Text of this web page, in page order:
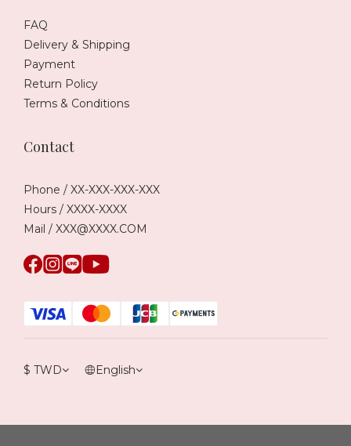
FAQ
Delivery & Shipping
Payment
Return Policy
Terms & Conditions
Contact
Phone / XX-XXX-XXX-XXX
Hours / XXXX-XXXX
Mail / XXX@XXXX.COM
$ TWD English